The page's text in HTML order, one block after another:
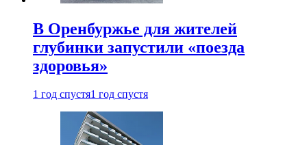
В Оренбуржье для жителей
глубинки запустили «поезда
здоровья»
1 год спустя1 год спустя